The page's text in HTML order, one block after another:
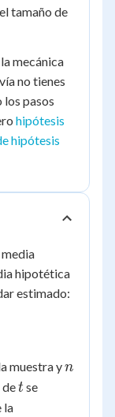
tamaño de
mecánica
no tienes
los pasos
hipótesis
hipótesis
hipotética
estimado:
muestra yn
n
det
tse
la